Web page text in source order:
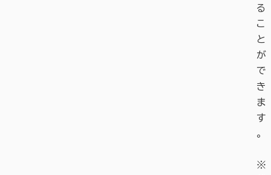
る
こ
と
が
で
き
ま
す
。
※